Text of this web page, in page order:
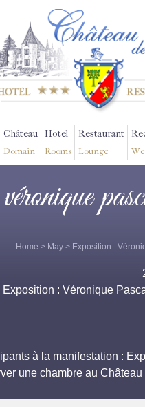
Château
Domain
Hotel
Rooms
Restaurant
Lounge
Home > May > Exposition :
Exposition : Véronique
à la manifestation :
une chambre au